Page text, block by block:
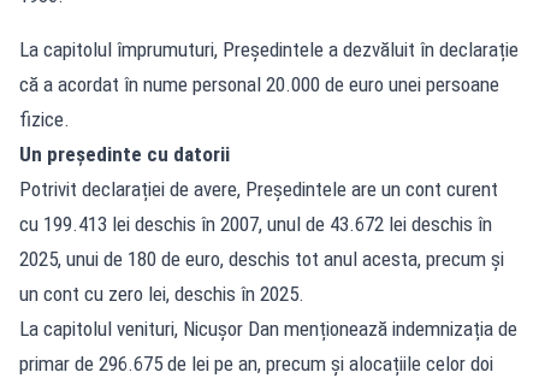
La capitolul împrumuturi, Președintele a dezvăluit în declarație
că a acordat în nume personal 20.000 de euro unei persoane
fizice.
Un președinte cu datorii
Potrivit declarației de avere, Președintele are un cont curent
cu 199.413 lei deschis în 2007, unul de 43.672 lei deschis în
2025, unui de 180 de euro, deschis tot anul acesta, precum și
un cont cu zero lei, deschis în 2025.
La capitolul venituri, Nicușor Dan menționează indemnizația de
primar de 296.675 de lei pe an, precum și alocațiile celor doi